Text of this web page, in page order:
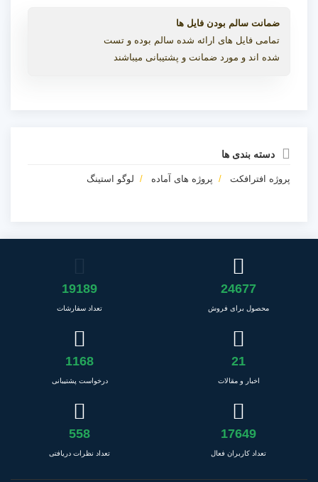
ضمانت سالم بودن فایل ها
تمامی فایل های ارائه شده سالم بوده و تست
شده اند و مورد ضمانت و پشتیبانی میباشند
دسته بندی ها
پروژه افترافکت پروژه های آماده لوگو استینگ
24677
محصول برای فروش
19189
تعداد سفارشات
21
اخبار و مقالات
1168
درخواست پشتیبانی
17649
تعداد کاربران فعال
558
تعداد نظرات دریافتی